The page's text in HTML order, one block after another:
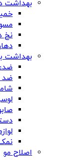
بهداشت
نخ
بهداشت
ضد
اصلاح مو